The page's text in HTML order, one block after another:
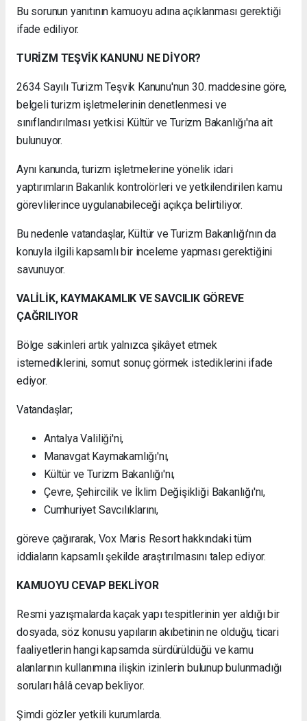
Bu sorunun yanıtının kamuoyu adına açıklanması gerektiği
ifade ediliyor.
TURİZM TEŞVİK KANUNU NE DİYOR?
2634 Sayılı Turizm Teşvik Kanunu'nun 30. maddesine göre,
belgeli turizm işletmelerinin denetlenmesi ve
sınıflandırılması yetkisi Kültür ve Turizm Bakanlığı'na ait
bulunuyor.
Aynı kanunda, turizm işletmelerine yönelik idari
yaptırımların Bakanlık kontrolörleri ve yetkilendirilen kamu
görevlilerince uygulanabileceği açıkça belirtiliyor.
Bu nedenle vatandaşlar, Kültür ve Turizm Bakanlığı'nın da
konuyla ilgili kapsamlı bir inceleme yapması gerektiğini
savunuyor.
VALİLİK, KAYMAKAMLIK VE SAVCILIK GÖREVE
ÇAĞRILIYOR
Bölge sakinleri artık yalnızca şikâyet etmek
istemediklerini, somut sonuç görmek istediklerini ifade
ediyor.
Vatandaşlar;
Antalya Valiliği'ni,
Manavgat Kaymakamlığı'nı,
Kültür ve Turizm Bakanlığı'nı,
Çevre, Şehircilik ve İklim Değişikliği Bakanlığı'nı,
Cumhuriyet Savcılıklarını,
göreve çağırarak, Vox Maris Resort hakkındaki tüm
iddiaların kapsamlı şekilde araştırılmasını talep ediyor.
KAMUOYU CEVAP BEKLİYOR
Resmi yazışmalarda kaçak yapı tespitlerinin yer aldığı bir
dosyada, söz konusu yapıların akıbetinin ne olduğu, ticari
faaliyetlerin hangi kapsamda sürdürüldüğü ve kamu
alanlarının kullanımına ilişkin izinlerin bulunup bulunmadığı
soruları hâlâ cevap bekliyor.
Şimdi gözler yetkili kurumlarda.